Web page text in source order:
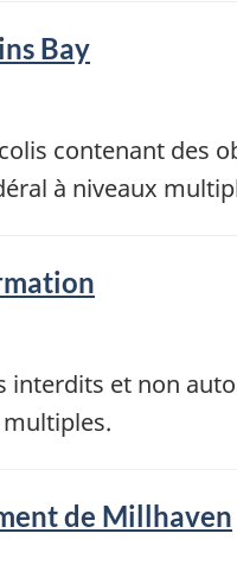
Bay
contenant des
à niveaux
interdits et non
de Millhaven